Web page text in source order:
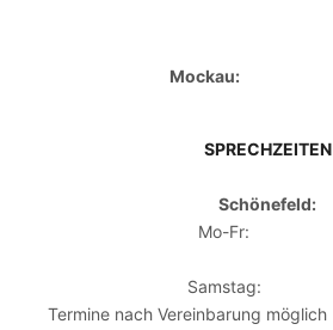
Mockau:
SPRECHZEITEN
Schönefeld:
Mo-Fr:
Samstag:
Termine nach Vereinbarung möglich